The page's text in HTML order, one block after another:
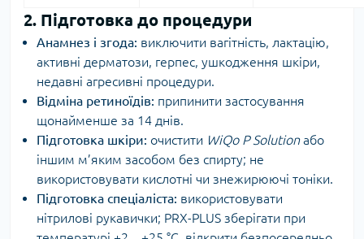
2. Підготовка до процедури
Анамнез і згода: виключити вагітність, лактацію,
активні дерматози, герпес, ушкодження шкіри,
недавні агресивні процедури.
Відміна ретиноїдів: припинити застосування
щонайменше за 14 днів.
Підготовка шкіри: очистити WiQo P Solutionабо
іншим м’яким засобом без спирту; не
використовувати кислотні чи знежирюючі тоніки.
Підготовка спеціаліста: використовувати
нітрилові рукавички; PRX-PLUS зберігати при